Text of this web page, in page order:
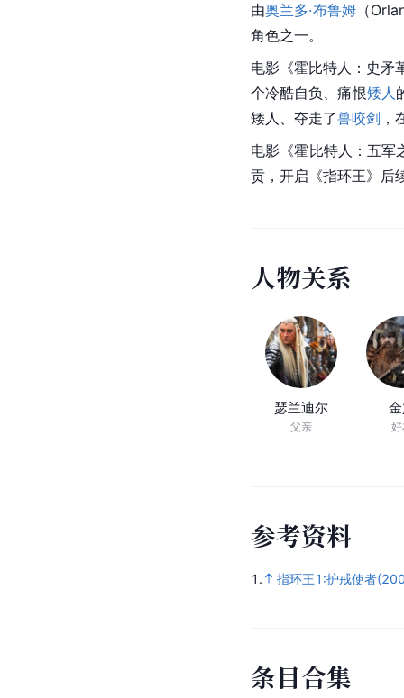
由奥兰多·布鲁姆（
角色之一。
电影《霍比特人：史矛
个冷酷自负、痛恨矮人
矮人、夺走了兽咬剑 ，
电影《霍比特人：五军
贡，开启《指环王》后
人物关系
瑟兰迪尔
父亲
参考资料
1. 指环王1:护戒使者
条目合集